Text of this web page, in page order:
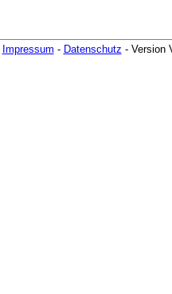
Impressum - Datenschutz - Version